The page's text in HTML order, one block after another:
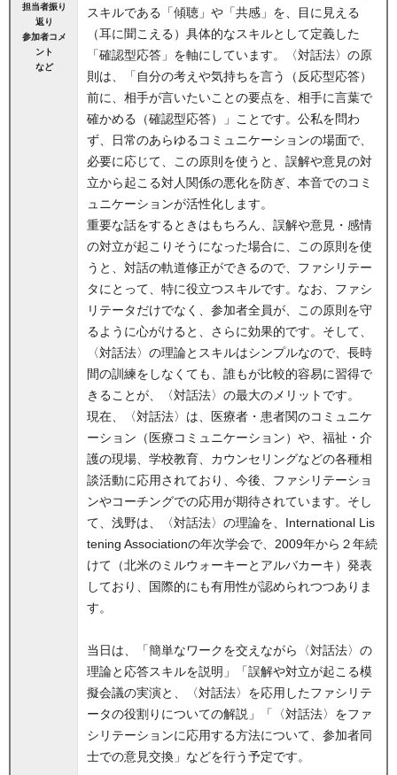
担当者振り
返り
参加者コメ
ント
など
スキルである「傾聴」や「共感」を、目に見える
（耳に聞こえる）具体的なスキルとして定義した
「確認型応答」を軸にしています。〈対話法〉の原
則は、「自分の考えや気持ちを言う（反応型応答）
前に、相手が言いたいことの要点を、相手に言葉で
確かめる（確認型応答）」ことです。公私を問わ
ず、日常のあらゆるコミュニケーションの場面で、
必要に応じて、この原則を使うと、誤解や意見の対
立から起こる対人関係の悪化を防ぎ、本音でのコミ
ュニケーションが活性化します。
重要な話をするときはもちろん、誤解や意見・感情
の対立が起こりそうになった場合に、この原則を使
うと、対話の軌道修正ができるので、ファシリテー
タにとって、特に役立つスキルです。なお、ファシ
リテータだけでなく、参加者全員が、この原則を守
るように心がけると、さらに効果的です。そして、
〈対話法〉の理論とスキルはシンプルなので、長時
間の訓練をしなくても、誰もが比較的容易に習得で
きることが、〈対話法〉の最大のメリットです。
現在、〈対話法〉は、医療者・患者関のコミュニケ
ーション（医療コミュニケーション）や、福祉・介
護の現場、学校教育、カウンセリングなどの各種相
談活動に応用されており、今後、ファシリテーショ
ンやコーチングでの応用が期待されています。そし
て、浅野は、〈対話法〉の理論を、International Lis
tening Associationの年次学会で、2009年から２年続
けて（北米のミルウォーキーとアルバカーキ）発表
しており、国際的にも有用性が認められつつありま
す。
当日は、「簡単なワークを交えながら〈対話法〉の
理論と応答スキルを説明」「誤解や対立が起こる模
擬会議の実演と、〈対話法〉を応用したファシリテ
ータの役割りについての解説」「〈対話法〉をファ
シリテーションに応用する方法について、参加者同
士での意見交換」などを行う予定です。